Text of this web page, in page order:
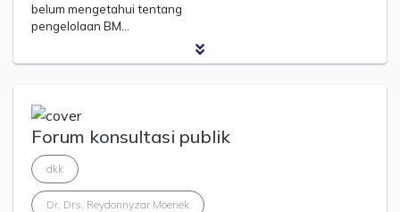
belum mengetahui tentang
pengelolaan BM…
Forum konsultasi publik
dkk
Dr. Drs. Reydonnyzar Moenek